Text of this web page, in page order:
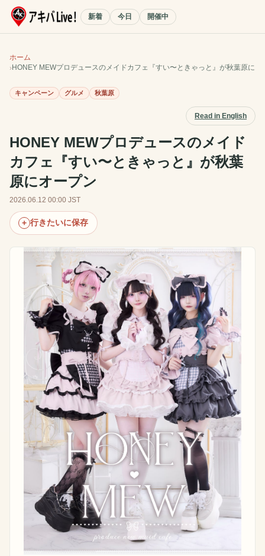
新着 今日 開催中
ホーム
HONEY MEWプロデュースのメイドカフェ『すい〜ときゃっと』が秋葉原にオ
キャンペーン グルメ 秋葉原
Read in English
HONEY MEWプロデュースのメイド
カフェ『すい〜ときゃっと』が秋葉
原にオープン
2026.06.12 00:00 JST
+ 行きたいに保存